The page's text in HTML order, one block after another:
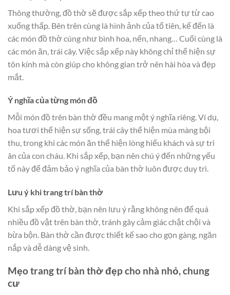
Thông thường, đồ thờ sẽ được sắp xếp theo thứ tự từ cao
xuống thấp. Bên trên cùng là hình ảnh của tổ tiên, kế đến là
các món đồ thờ cúng như bình hoa, nến, nhang… Cuối cùng là
các món ăn, trái cây. Việc sắp xếp này không chỉ thể hiện sự
tôn kính mà còn giúp cho không gian trở nên hài hòa và đẹp
mắt.
Ý nghĩa của từng món đồ
Mỗi món đồ trên bàn thờ đều mang một ý nghĩa riêng. Ví dụ,
hoa tươi thể hiện sự sống, trái cây thể hiện mùa màng bội
thu, trong khi các món ăn thể hiện lòng hiếu khách và sự tri
ân của con cháu. Khi sắp xếp, bạn nên chú ý đến những yếu
tố này để đảm bảo ý nghĩa của bàn thờ luôn được duy trì.
Lưu ý khi trang trí bàn thờ
Khi sắp xếp đồ thờ, bạn nên lưu ý rằng không nên để quá
nhiều đồ vật trên bàn thờ, tránh gây cảm giác chật chội và
bừa bộn. Bàn thờ cần được thiết kế sao cho gọn gàng, ngăn
nắp và dễ dàng vệ sinh.
Mẹo trang trí bàn thờ đẹp cho nhà nhỏ, chung
cư